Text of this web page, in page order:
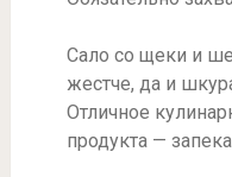
Сало со щеки и
жестче, да и
Отличное
продукта —